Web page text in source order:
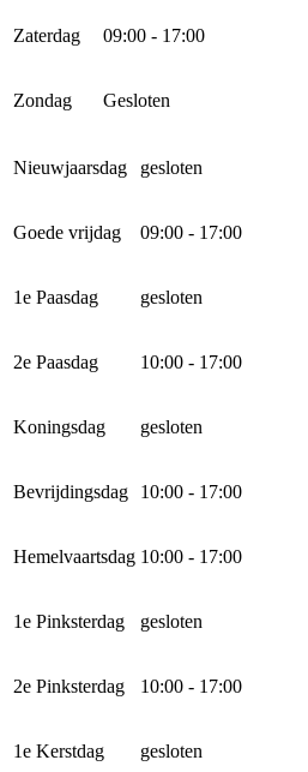
Zaterdag 09:00 - 17:00
Zondag Gesloten
Nieuwjaarsdag gesloten
Goede vrijdag 09:00 - 17:00
1e Paasdag gesloten
2e Paasdag 10:00 - 17:00
Koningsdag gesloten
Bevrijdingsdag 10:00 - 17:00
Hemelvaartsdag 10:00 - 17:00
1e Pinksterdag gesloten
2e Pinksterdag 10:00 - 17:00
1e Kerstdag gesloten